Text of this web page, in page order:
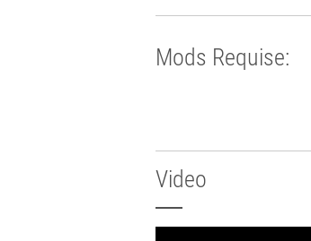
Mods Requise:
Video